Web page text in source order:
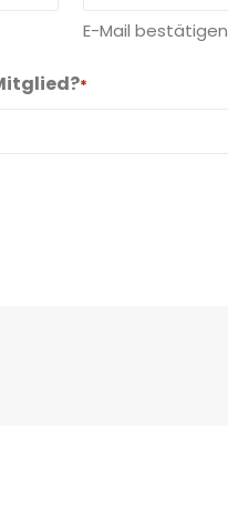
E-Mail bestätigen
*